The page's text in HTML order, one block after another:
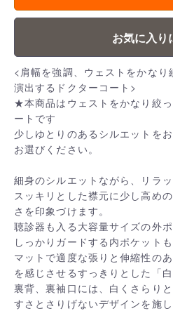
お気に入り
<肩幅を強調、ウェストをかな
演出するドクターコート>
★本商品はウェストをかなり絞
ートです
少しゆとりのあるシルエットを
お選びください。
細身のシルエットながら、リラ
スッキリとした襟元に少し高め
さを印象づけます。
聴診器も入る大容量サイズの外
しっかりガードする内ポケット
マットで適度な張りと伸縮性の
を感じさせるすっきりとした「白
裏背、裏袖口には、白くさらり
すさとさりげないデザインを施し